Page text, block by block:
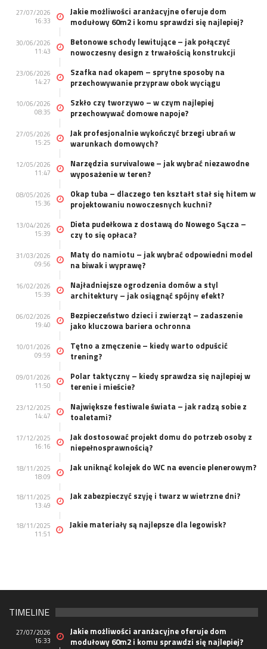
27/07/2026
16:33
Jakie możliwości aranżacyjne oferuje dom
modułowy 60m2 i komu sprawdzi się najlepiej?
30/06/2026
11:43
Betonowe schody lewitujące – jak połączyć
nowoczesny design z trwałością konstrukcji
23/06/2026
14:27
Szafka nad okapem – sprytne sposoby na
przechowywanie przypraw obok wyciągu
10/06/2026
08:35
Szkło czy tworzywo – w czym najlepiej
przechowywać domowe napoje?
27/05/2026
15:25
Jak profesjonalnie wykończyć brzegi ubrań w
warunkach domowych?
12/05/2026
11:47
Narzędzia survivalowe – jak wybrać niezawodne
wyposażenie w teren?
08/05/2026
15:36
Okap tuba – dlaczego ten kształt stał się hitem w
projektowaniu nowoczesnych kuchni?
13/04/2026
15:39
Dieta pudełkowa z dostawą do Nowego Sącza –
czy to się opłaca?
31/03/2026
09:56
Maty do namiotu – jak wybrać odpowiedni model
na biwak i wyprawę?
16/02/2026
15:39
Najładniejsze ogrodzenia domów a styl
architektury – jak osiągnąć spójny efekt?
06/02/2026
19:40
Bezpieczeństwo dzieci i zwierząt – zadaszenie
jako kluczowa bariera ochronna
10/01/2026
09:59
Tętno a zmęczenie – kiedy warto odpuścić
trening?
09/01/2026
11:50
Polar taktyczny – kiedy sprawdza się najlepiej w
terenie i mieście?
23/12/2025
14:47
Największe festiwale świata – jak radzą sobie z
toaletami?
17/12/2025
16:16
Jak dostosować projekt domu do potrzeb osoby z
niepełnosprawnością?
18/11/2025
18:09
Jak uniknąć kolejek do WC na evencie plenerowym?
18/11/2025
13:49
Jak zabezpieczyć szyję i twarz w wietrzne dni?
18/11/2025
11:51
Jakie materiały są najlepsze dla legowisk?
TIMELINE
27/07/2026
16:33
Jakie możliwości aranżacyjne oferuje dom
modułowy 60m2 i komu sprawdzi się najlepiej?